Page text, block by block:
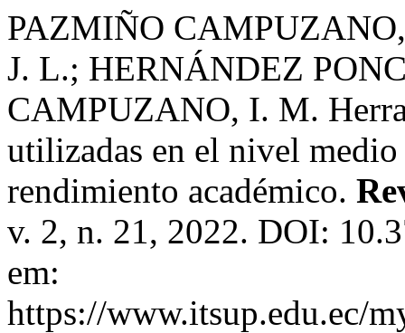
PAZMIÑO
J. L.; HERNÁNDEZ
CAMPUZANO, I. M.
utilizadas en el nivel
rendimiento académico.
v. 2, n. 21, 2022. DOI:
em:
https://www.itsup.edu.ec/